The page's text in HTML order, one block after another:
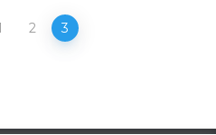
2 3